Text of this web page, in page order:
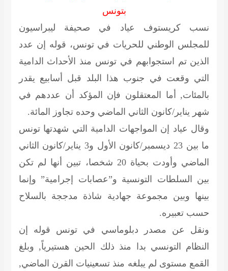
بتونس
نسب كريستوف عياد في صحيفة ليبراسيون
للمجلس الوطني للحريات في تونس، قوله إن عدد
الذين تم استجوابهم في تونس منذ الأحداث الدامية
التي وقعت في جنوب هذا البلد قبل أسابيع يقدر
بالمئات, أما المعتقلون فإن المؤكد أن عددهم في
شهر يناير/كانون الثاني الماضي وحده تجاوز المائة.
وقال عياد إن المواجهات الدامية التي شهدتها تونس
ما بين 23 ديسمبر/كانون الأول و3 يناير/كانون الثاني
الماضي وأودت بحياة 20 شخصا، تبين أنها لم تكن
بين السلطات التونسية و”عصابات إجرامية” وإنما
بينها وبين مجموعة جهادية شاذة مدججة بالسلاح
حسب تعبيره.
ونقل عن مصدر دبلوماسي في تونس قوله إن
النظام التونسي بدا منذ ذلك الحين هستيرياً, وبلغ
القمع مستوى لم يبلغه منذ تسعينيات القرن الماضي,